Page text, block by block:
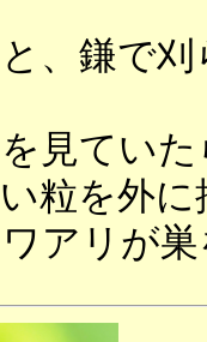
、鎌で
見てい
粒を外
アリが